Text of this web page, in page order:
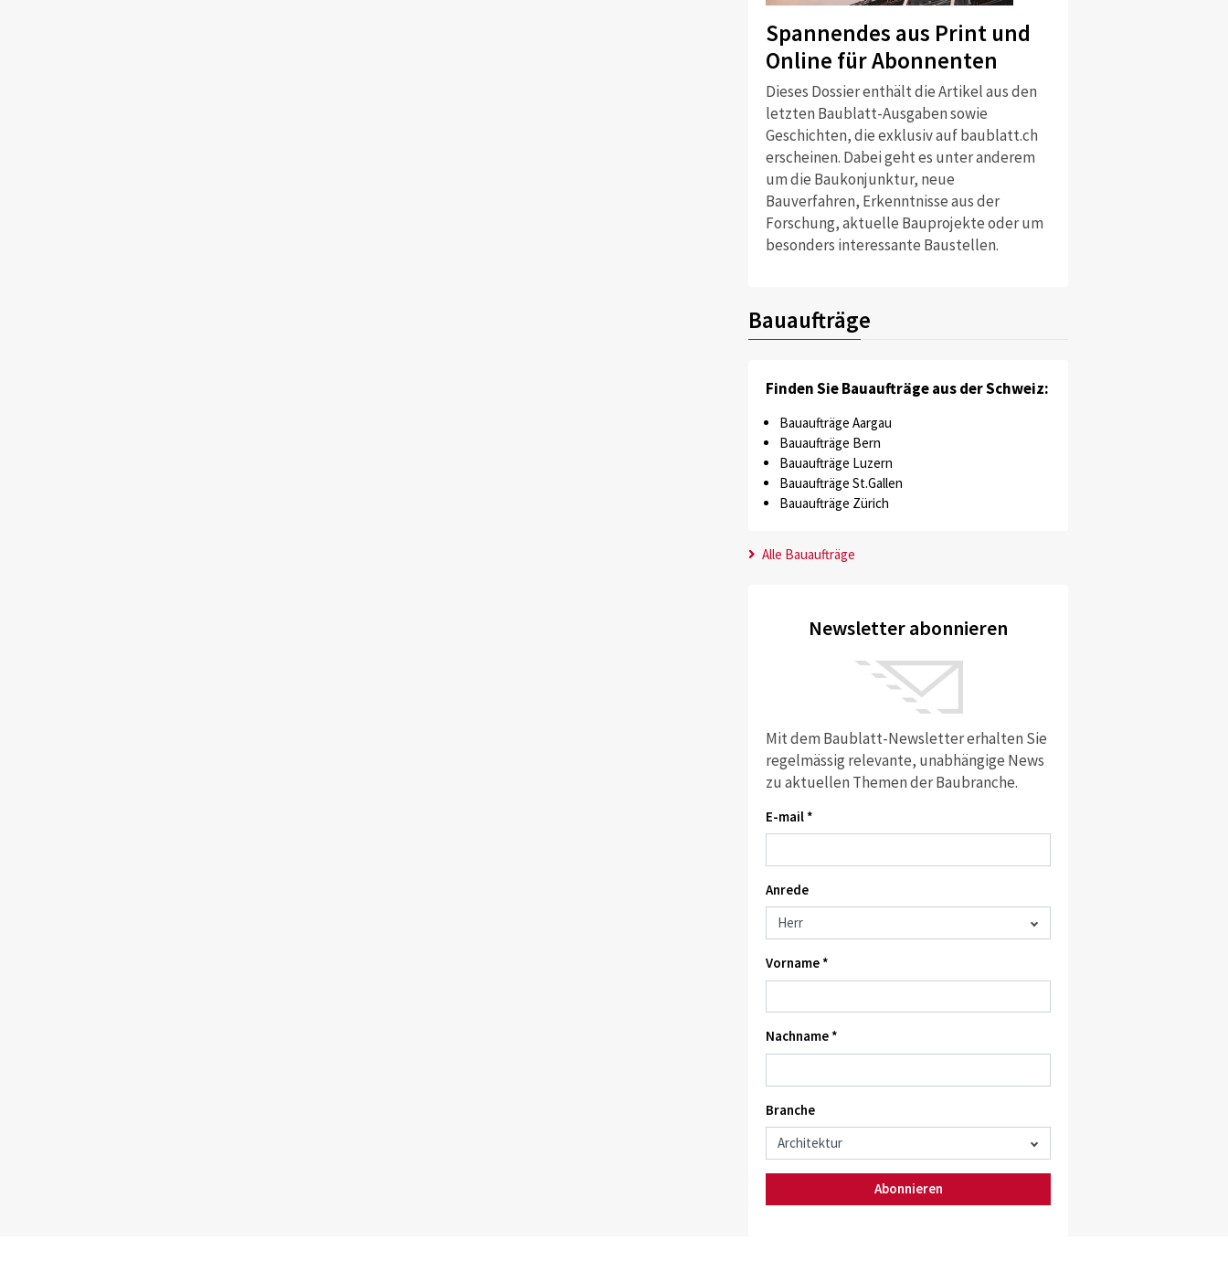
Spannendes aus Print und
Online für Abonnenten
Dieses Dossier enthält die Artikel aus den
letzten Baublatt-Ausgaben sowie
Geschichten, die exklusiv auf baublatt.ch
erscheinen. Dabei geht es unter anderem
um die Baukonjunktur, neue
Bauverfahren, Erkenntnisse aus der
Forschung, aktuelle Bauprojekte oder um
besonders interessante Baustellen.
Bauaufträge
Finden Sie Bauaufträge aus der Schweiz:
Bauaufträge Aargau
Bauaufträge Bern
Bauaufträge Luzern
Bauaufträge St.Gallen
Bauaufträge Zürich
Alle Bauaufträge
Newsletter abonnieren
Mit dem Baublatt-Newsletter erhalten Sie
regelmässig relevante, unabhängige News
zu aktuellen Themen der Baubranche.
E-mail *
Anrede
Vorname *
Nachname *
Branche
Abonnieren